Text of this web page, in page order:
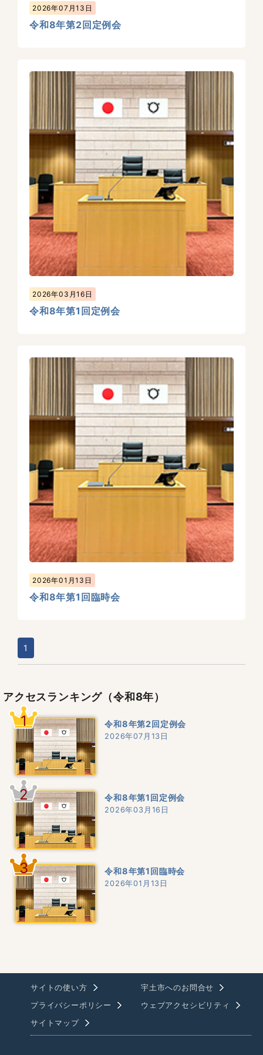
2026年07月13日
令和8年第2回定例会
2026年03月16日
令和8年第1回定例会
2026年01月13日
令和8年第1回臨時会
1
アクセスランキング （令和8年）
1 令和8年第2回定例会
2026年07月13日
2 令和8年第1回定例会
2026年03月16日
3 令和8年第1回臨時会
2026年01月13日
サイトの使い方
宇土市へのお問合せ
プライバシーポリシー
ウェブアクセシビリティ
サイトマップ